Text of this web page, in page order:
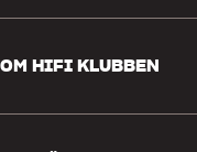
Retur och reklamation
OM HIFI KLUBBEN